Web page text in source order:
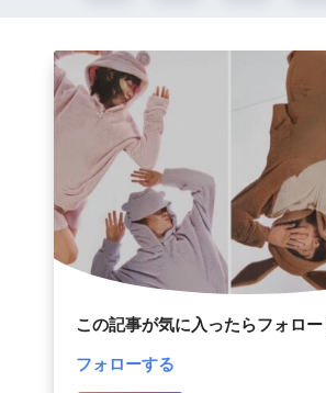
この記事が気に入ったらフォロー
フォローする